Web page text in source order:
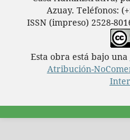
Azuay. Teléfonos:
ISSN (impreso) 2528-
Esta obra está bajo una
Atribución-